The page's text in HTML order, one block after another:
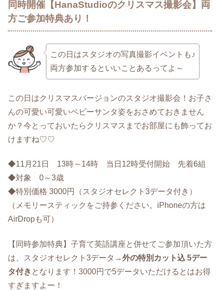
同時開催【HanaStudioのクリスマス撮影会】両
方ご参加特典あり！
この日はスタジオの写真撮影イベントも♪
両方参加するといいことあるってよ～
この日はクリスマスバージョンのスタジオ撮影会！お子さ
んの可愛い可愛いベビーサンタ姿をおさめておきません
か？今とっておいたらクリスマスまでお部屋にも飾ってお
けますね♡♡
◆11月21日 13時～14時 当日12時受付開始 先着6組
◆対象 0～3歳
◆特別価格 3000円（スタジオセレクト3データ付き）
（メモリースティックをご持参ください。iPhoneの方は
AirDropも可）
【同時参加特典】子育て英語講座と併せてご参加頂いた方
は、スタジオセレクト3データ→外の特別カット込 5デー
タ付き となります！3000円で5データいただけるとはお得
すぎますよー！